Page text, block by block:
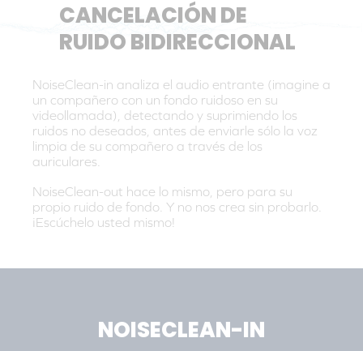
CANCELACIÓN DE
RUIDO BIDIRECCIONAL
NoiseClean-in analiza el audio entrante (imagine a
un compañero con un fondo ruidoso en su
videollamada), detectando y suprimiendo los
ruidos no deseados, antes de enviarle sólo la voz
limpia de su compañero a través de los
auriculares.
NoiseClean-out hace lo mismo, pero para su
propio ruido de fondo. Y no nos crea sin probarlo.
¡Escúchelo usted mismo!
NOISECLEAN-IN